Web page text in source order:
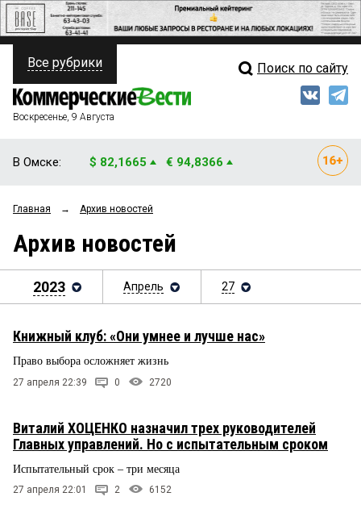
ПОЛИТИКА
ФИНАНСЫ
ОБЩЕСТВО
ЗАКОН
НОВОСТИ КОМПАНИЙ
СТИЛЬ ЖИЗНИ
Свежий выпуск
Блоги
Все рубрики Поиск по сайту
Воскресенье, 9 Августа
В Омске: $ 82,1665 € 94,8366
Главная → Архив новостей
Архив новостей
2023 Апрель 27
Книжный клуб: «Они умнее и лучше нас»
Право выбора осложняет жизнь
27 апреля 22:39 0 2720
Виталий ХОЦЕНКО назначил трех руководителей
Главных управлений. Но с испытательным сроком
Испытательный срок – три месяца
27 апреля 22:01 2 6152